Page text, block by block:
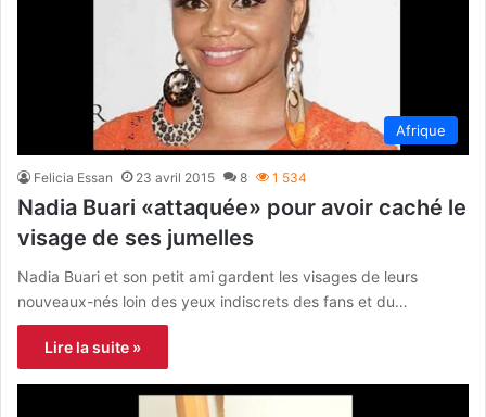
Afrique
Felicia Essan 23 avril 2015 8 1 534
Nadia Buari «attaquée» pour avoir caché le
visage de ses jumelles
Nadia Buari et son petit ami gardent les visages de leurs
nouveaux-nés loin des yeux indiscrets des fans et du…
Lire la suite »